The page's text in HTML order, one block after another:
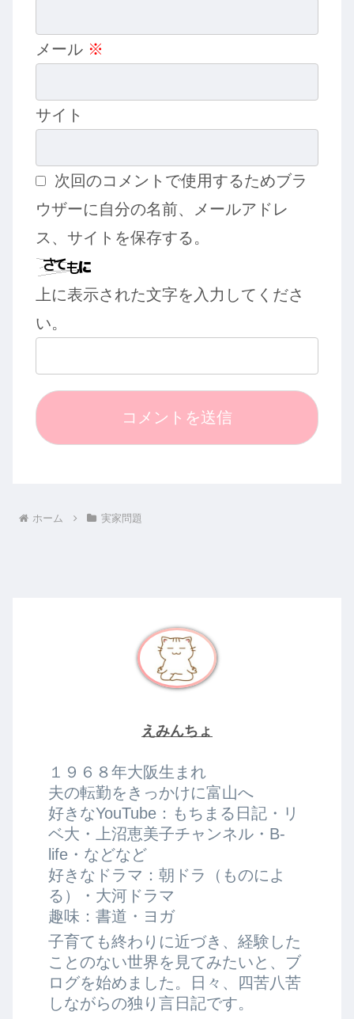
メール ※
サイト
次回のコメントで使用するためブラ
ウザーに自分の名前、メールアドレ
ス、サイトを保存する。
上に表示された文字を入力してくださ
い。
ホーム 実家問題
えみんちょ
１９６８年大阪生まれ
夫の転勤をきっかけに富山へ
好きなYouTube：もちまる日記・リ
ベ大・上沼恵美子チャンネル・B-
life・などなど
好きなドラマ：朝ドラ（ものによ
る）・大河ドラマ
趣味：書道・ヨガ
子育ても終わりに近づき、経験した
ことのない世界を見てみたいと、ブ
ログを始めました。日々、四苦八苦
しながらの独り言日記です。